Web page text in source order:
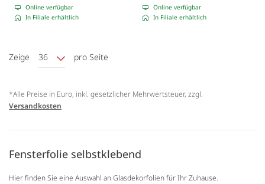
Online verfügbar
In Filiale erhältlich
Online verfügbar
In Filiale erhältlich
Zeige 36 pro Seite
*Alle Preise in Euro, inkl. gesetzlicher Mehrwertsteuer, zzgl.
Versandkosten
Fensterfolie selbstklebend
Hier finden Sie eine Auswahl an Glasdekorfolien für Ihr Zuhause.